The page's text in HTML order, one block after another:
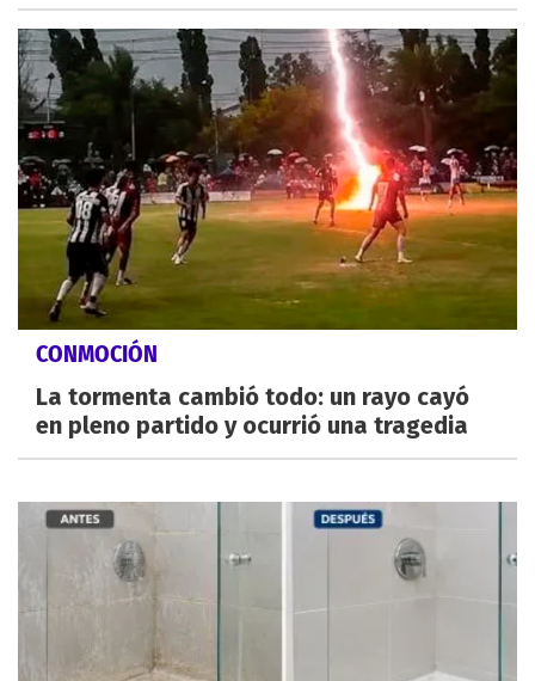
CONMOCIÓN
La tormenta cambió todo: un rayo cayó
en pleno partido y ocurrió una tragedia